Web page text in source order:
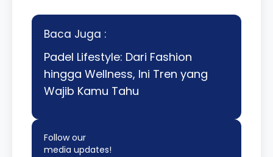
Baca Juga :
Padel Lifestyle: Dari Fashion
hingga Wellness, Ini Tren yang
Wajib Kamu Tahu
Follow our
media updates!